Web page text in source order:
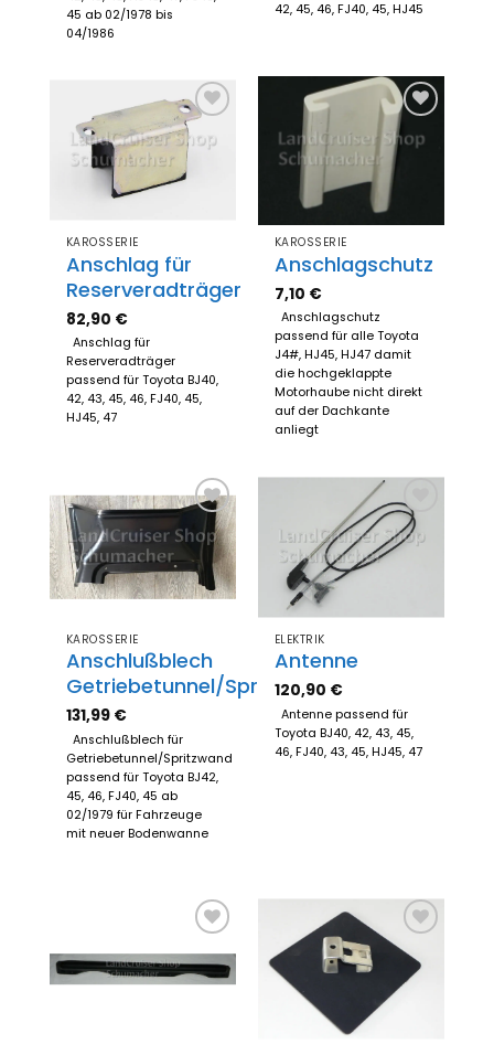
45 ab 02/1978 bis
04/1986
42, 45, 46, FJ40, 45, HJ45
Zum
Merkzettel
hinzufügen
KAROSSERIE
Anschlag für
Reserveradträger
82,90 €
Anschlag für
Reserveradträger
passend für Toyota BJ40,
42, 43, 45, 46, FJ40, 45,
HJ45, 47
Zum
Merkzettel
hinzufügen
KAROSSERIE
Anschlagschutz
7,10 €
Anschlagschutz
passend für alle Toyota
J4#, HJ45, HJ47 damit
die hochgeklappte
Motorhaube nicht direkt
auf der Dachkante
anliegt
Zum
Merkzettel
hinzufügen
KAROSSERIE
Anschlußblech
Getriebetunnel/Spritzwand
131,99 €
Anschlußblech für
Getriebetunnel/Spritzwand
passend für Toyota BJ42,
45, 46, FJ40, 45 ab
02/1979 für Fahrzeuge
mit neuer Bodenwanne
Zum
Merkzettel
hinzufügen
ELEKTRIK
Antenne
120,90 €
Antenne passend für
Toyota BJ40, 42, 43, 45,
46, FJ40, 43, 45, HJ45, 47
Zum
Merkzettel
hinzufügen
Zum
Merkzettel
hinzufügen